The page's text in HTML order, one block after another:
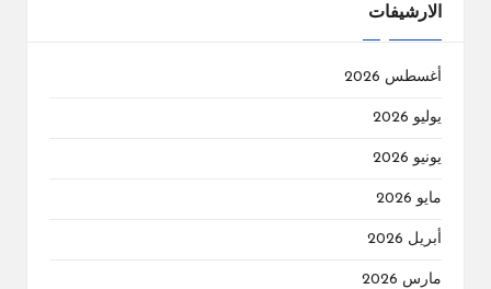
الارشيفات
أغسطس 2026
يوليو 2026
يونيو 2026
مايو 2026
أبريل 2026
مارس 2026